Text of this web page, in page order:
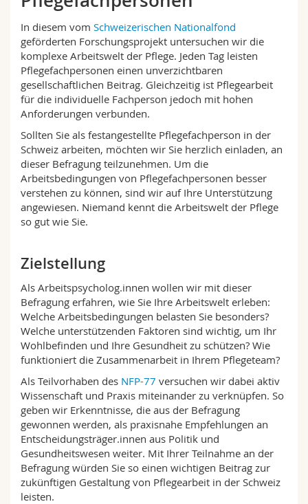
Math.-Nat. und Med. Fak.
Interfakultär
Mitarbeitende
Doktorierende
Webmail
Vorlesungsverzeichnis
MyUnifr
In diesem vom Schweizerischen Nationalfond
geförderten Forschungsprojekt untersuchen wir die
komplexe Arbeitswelt der Pflege. Jeden Tag leisten
Pflegefachpersonen einen unverzichtbaren
gesellschaftlichen Beitrag. Gleichzeitig ist Pflegearbeit
für die individuelle Fachperson jedoch mit hohen
Anforderungen verbunden.
Sollten Sie als festangestellte Pflegefachperson in der
Schweiz arbeiten, möchten wir Sie herzlich einladen, an
dieser Befragung teilzunehmen. Um die
Arbeitsbedingungen von Pflegefachpersonen besser
verstehen zu können, sind wir auf Ihre Unterstützung
angewiesen. Niemand kennt die Arbeitswelt der Pflege
so gut wie Sie.
Zielstellung
Als Arbeitspsycholog.innen wollen wir mit dieser
Befragung erfahren, wie Sie Ihre Arbeitswelt erleben:
Welche Arbeitsbedingungen belasten Sie besonders?
Welche unterstützenden Faktoren sind wichtig, um Ihr
Wohlbefinden und Ihre Gesundheit zu schützen? Wie
funktioniert die Zusammenarbeit in Ihrem Pflegeteam?
Als Teilvorhaben des NFP-77 versuchen wir dabei aktiv
Wissenschaft und Praxis miteinander zu verknüpfen. So
geben wir Erkenntnisse, die aus der Befragung
gewonnen werden, als praxisnahe Empfehlungen an
Entscheidungsträger.innen aus Politik und
Gesundheitswesen weiter. Mit Ihrer Teilnahme an der
Befragung würden Sie so einen wichtigen Beitrag zur
zukünftigen Gestaltung von Pflegearbeit in der Schweiz
leisten.